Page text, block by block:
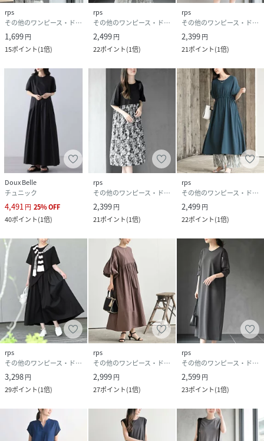
rps
その他のワンピース・ドレス
1,699円
15ポイント(1倍)
rps
その他のワンピース・ドレス
2,499円
22ポイント(1倍)
rps
その他のワンピース・ドレス
2,399円
21ポイント(1倍)
Doux Belle
チュニック
4,491円 25%OFF
40ポイント(1倍)
rps
その他のワンピース・ドレス
2,399円
21ポイント(1倍)
rps
その他のワンピース・ドレス
2,499円
22ポイント(1倍)
rps
その他のワンピース・ドレス
3,298円
29ポイント(1倍)
rps
その他のワンピース・ドレス
2,999円
27ポイント(1倍)
rps
その他のワンピース・ドレス
2,599円
23ポイント(1倍)